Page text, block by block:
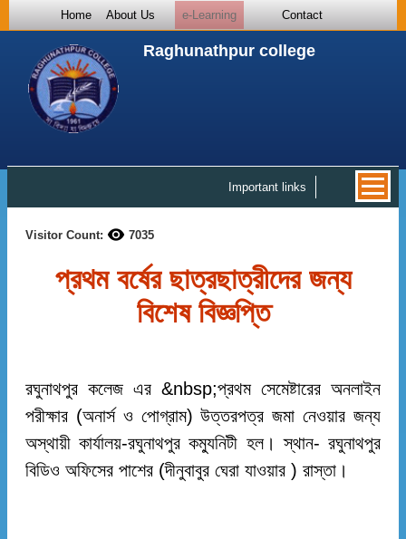
Home About Us e-Learning Contact
Raghunathpur college
Important links
Visitor Count: 7035
প্রথম বর্ষের ছাত্রছাত্রীদের জন্য
বিশেষ বিজ্ঞপ্তি
রঘুনাথপুর কলেজ এর &nbsp;প্রথম সেমেষ্টারের অনলাইন
পরীক্ষার (অনার্স ও পোগ্রাম) উত্তরপত্র জমা নেওয়ার জন্য
অস্থায়ী কার্যালয়-রঘুনাথপুর কম্যুনিটী হল। স্থান- রঘুনাথপুর
বিডিও অফিসের পাশের (দীনুবাবুর ঘেরা যাওয়ার ) রাস্তা।